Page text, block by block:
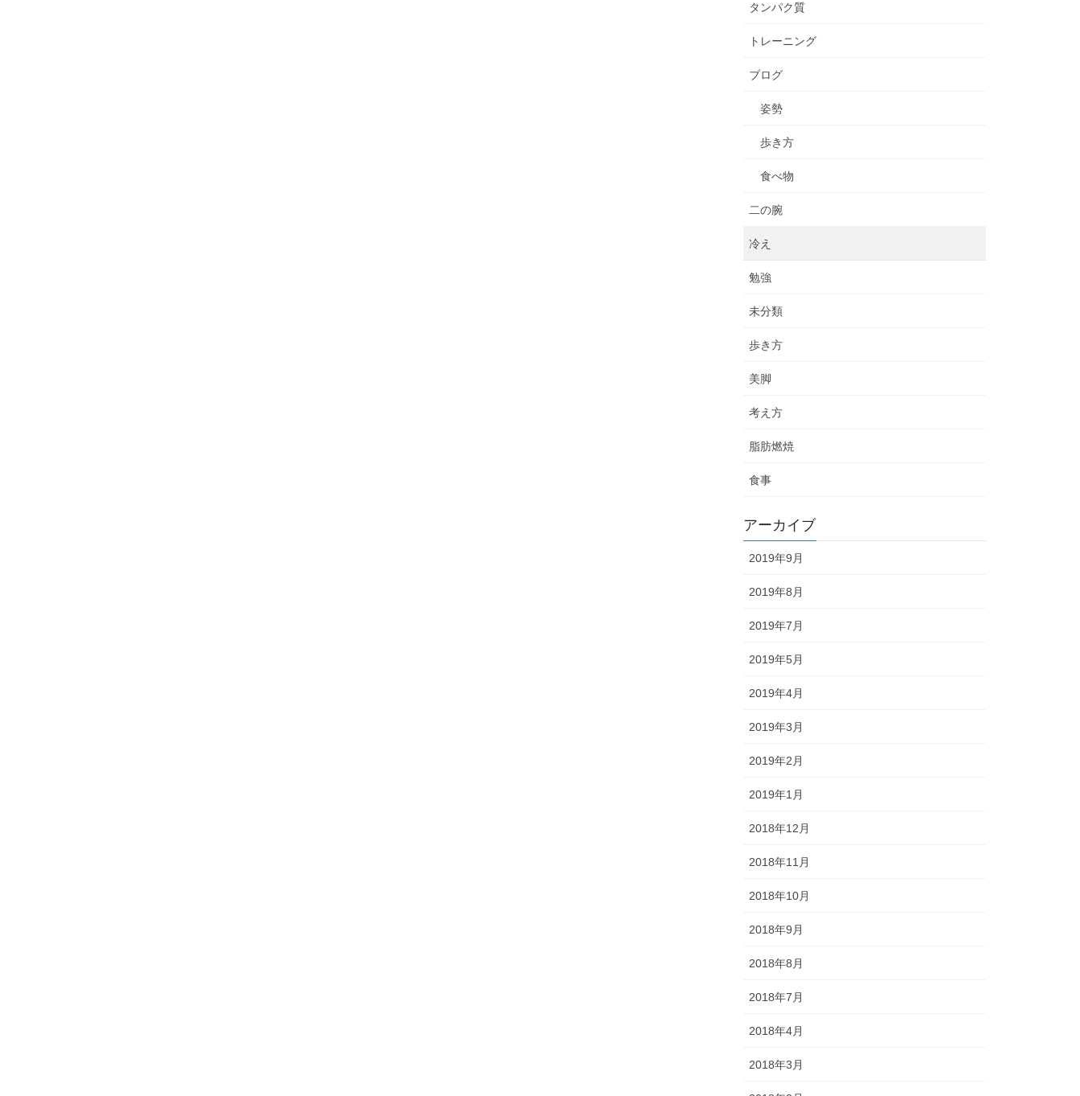
タンパク質
トレーニング
ブログ
姿勢
歩き方
食べ物
二の腕
冷え
勉強
未分類
歩き方
美脚
考え方
脂肪燃焼
食事
アーカイブ
2019年9月
2019年8月
2019年7月
2019年5月
2019年4月
2019年3月
2019年2月
2019年1月
2018年12月
2018年11月
2018年10月
2018年9月
2018年8月
2018年7月
2018年4月
2018年3月